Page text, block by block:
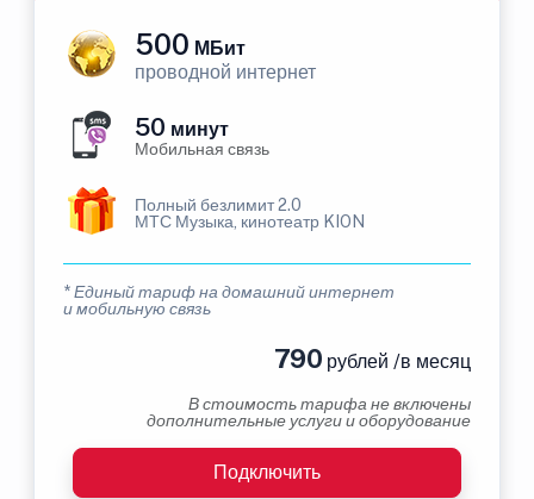
500 МБит
проводной интернет
50 минут
Мобильная связь
Полный безлимит 2.0
МТС Музыка, кинотеатр KION
* Единый тариф на домашний интернет
и мобильную связь
790 рублей /в месяц
В стоимость тарифа не включены
дополнительные услуги и оборудование
Подключить